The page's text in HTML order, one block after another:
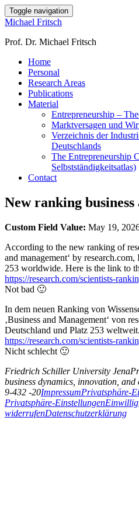
Toggle navigation
Michael Fritsch
Prof. Dr. Michael Fritsch
Home
Personal
Research Areas
Publications
Material
Entrepreneurship –
Marktversagen und
Verzeichnis der
Deutschlands
The Entrepreneurship
Selbstständigkeitsatlas)
Contact
New ranking
Custom Field Value: May 19,
According to the new ranking of
and management‘ by
253 worldwide. Here is the link to
https://research.com/scientists-
Not bad 🙂
In dem neuen Ranking von
‚Business and Management‘ von
Deutschland und Platz 253
https://research.com/scientists-
Nicht schlecht 🙂
Friedrich Schiller University Jena
business dynamics, innovation, and
9-432 -20ImpressumPrivatsphäre-
Privatsphäre-Einstellungen
widerrufenDatenschutzerklärung